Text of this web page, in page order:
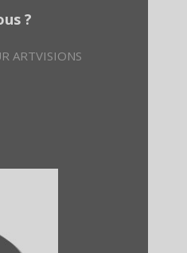
?
ARTVISIONS